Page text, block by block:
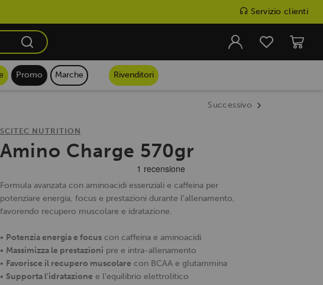
Servizio clienti
Promo Marche Rivenditori
Successivo
SCITEC NUTRITION
Amino Charge 570gr
Formula avanzata con aminoacidi essenziali e caffeina per
potenziare energia, focus e prestazioni durante l'allenamento,
favorendo recupero muscolare e idratazione.
• Potenzia energia e focuscon caffeina e aminoacidi
• Massimizza le prestazioni pre e intra-allenamento
• Favorisce il recupero muscolare con BCAA e glutammina
• Supporta l'idratazione e l'equilibrio elettrolitico